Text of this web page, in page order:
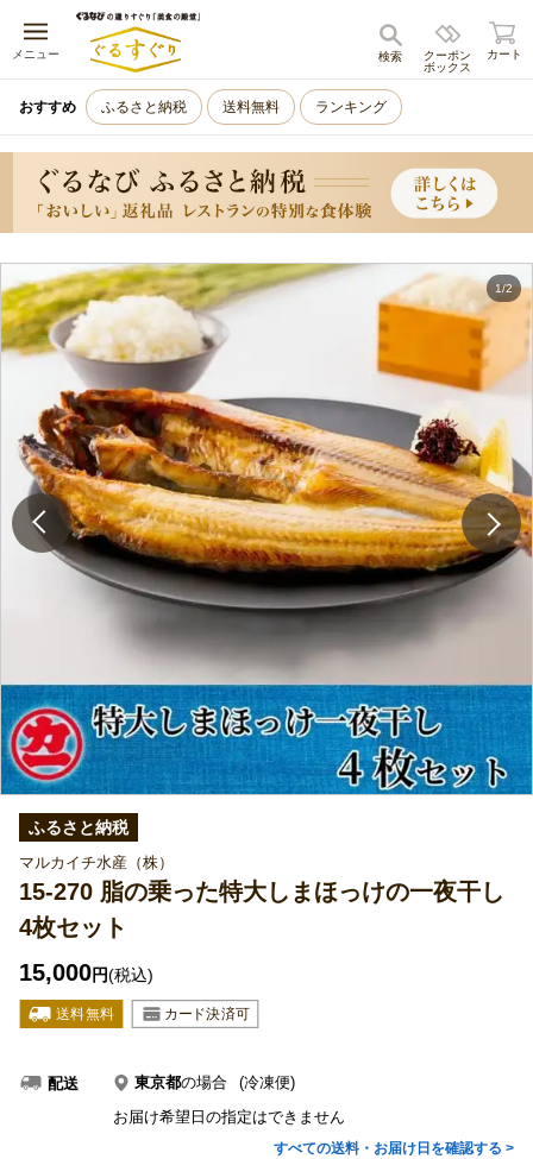
メニュー
キャンセル
クーポン
ボックス
検索 カート
おすすめ ふるさと納税 送料無料 ランキング
1/2
ふるさと納税
マルカイチ水産（株）
15-270 脂の乗った特大しまほっけの一夜干し
4枚セット
15,000円(税込)
配送 東京都の場合
(冷凍便)
お届け希望日の指定はできません
すべての送料・お届け日を確認する >